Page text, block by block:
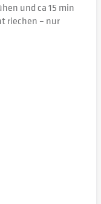
und ca 15 min
riechen – nur